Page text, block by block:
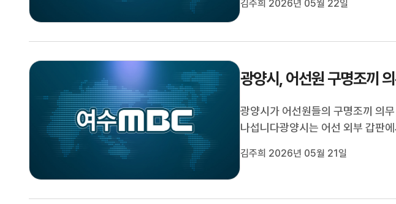
김주희 2026년 05월 22일
광양시, 어선원 구명조끼
광양시가 어선원들의 구명조끼 의
나섭니다광양시는 어선 외부 갑판
역 내 주요 항포구 홍보 현수막 게
김주희 2026년 05월 21일